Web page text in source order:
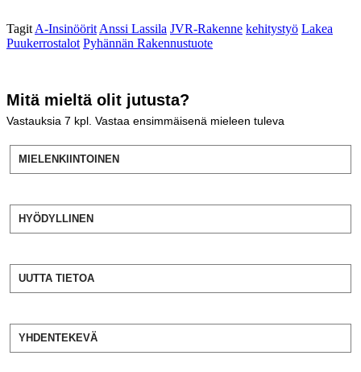
Tagit A-Insinöörit Anssi Lassila JVR-Rakenne kehitystyö Lakea
Puukerrostalot Pyhännän Rakennustuote
Mitä mieltä olit jutusta?
Vastauksia 7 kpl. Vastaa ensimmäisenä mieleen tuleva
MIELENKIINTOINEN
HYÖDYLLINEN
UUTTA TIETOA
YHDENTEKEVÄ